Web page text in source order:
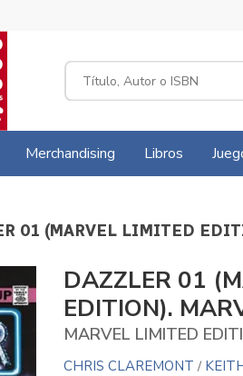
Merchandising Libros
01 (MARVEL LIMITED
DAZZLER 01
EDITION).
MARVEL LIMITED
CHRIS CLAREMONT /